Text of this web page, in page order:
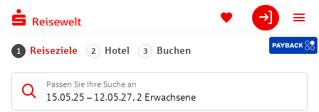
1 Reiseziele 2 Hotel 3 Buchen
Passen Sie Ihre Suche an
15.05.25 – 12.05.27, 2 Erwachsene